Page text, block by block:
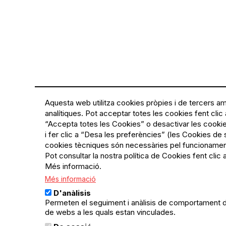
Aquesta web utilitza cookies pròpies i de tercers
analítiques. Pot acceptar totes les cookies fent clic
“Accepta totes les Cookies” o desactivar les
i fer clic a “Desa les preferències” (les Cookies de
cookies tècniques són necessàries pel
Pot consultar la nostra política de Cookies fent clic
Més informació.
Més informació
D'anàlisis
Permeten el seguiment i anàlisis de comportament
de webs a les quals estan vinculades.